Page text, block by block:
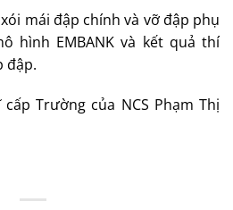
mái đập chính và vỡ đập phụ
hình EMBANK và kết quả thí
đập.
Trường của NCS Phạm Thị